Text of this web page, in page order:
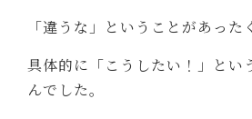
「違うな」ということがあった
具体的に「こうしたい！」とい
んでした。